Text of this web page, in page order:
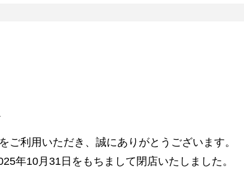
ご利用いただき、誠にありがとうございます。
年10月31日をもちまして閉店いたしました。